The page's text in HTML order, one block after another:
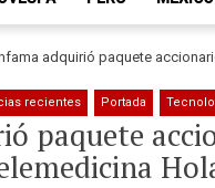
adquirió paquete
recientes Portada
paquete